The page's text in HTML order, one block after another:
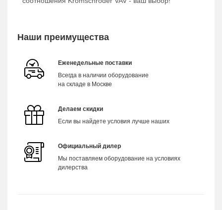
Наши преимущества
Еженедельные поставки
Всегда в наличии оборудование
на складе в Москве
Делаем скидки
Если вы найдете условия лучше наших
Официальный дилер
Мы поставляем оборудование на условиях
дилерства